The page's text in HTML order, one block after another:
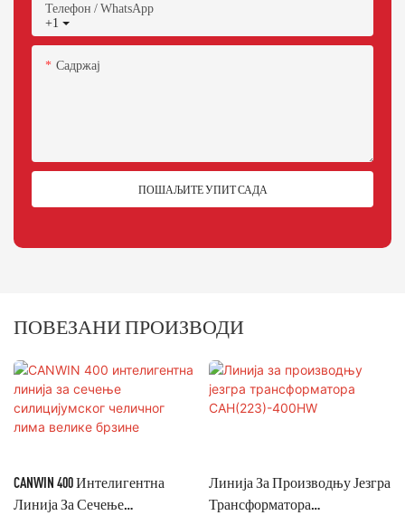
+1
Телефон / WhatsApp
Садржај
ПОШАЉИТЕ УПИТ САДА
ПОВЕЗАНИ ПРОИЗВОДИ
CANWIN 400 Интелигентна
Линија За Сечење
Линија За Производњу Језгра
Трансформатора